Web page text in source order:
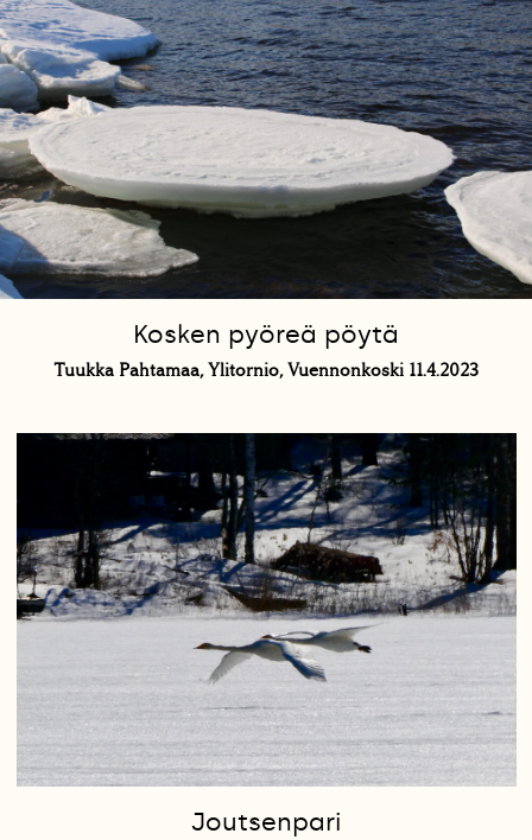
Kosken pyöreä pöytä
Tuukka Pahtamaa, Ylitornio, Vuennonkoski 11.4.2023
Joutsenpari